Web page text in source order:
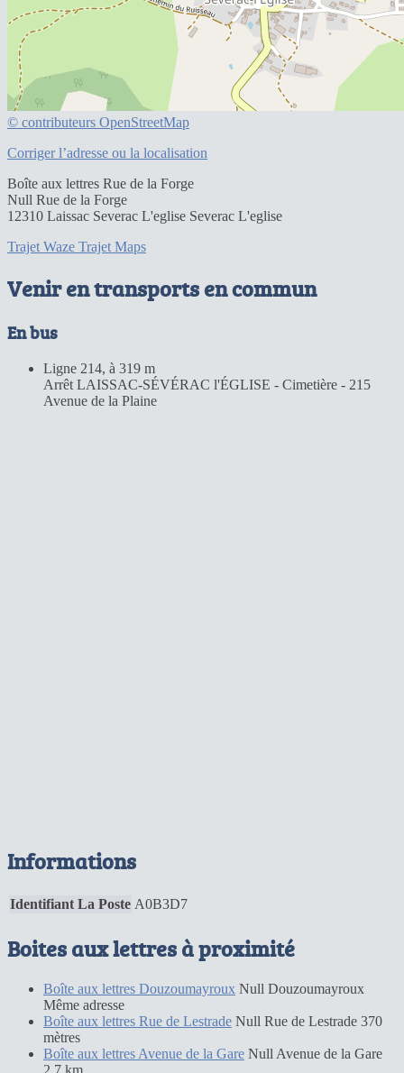
© contributeurs OpenStreetMap
Corriger l’adresse ou la localisation
Boîte aux lettres Rue de la Forge
Null Rue de la Forge
12310 Laissac Severac L'eglise Severac L'eglise
Trajet Waze Trajet Maps
Venir en transports en commun
En bus
Ligne 214, à 319 m
Arrêt LAISSAC-SÉVÉRAC l'ÉGLISE - Cimetière - 215
Avenue de la Plaine
Informations
Identifiant La Poste A0B3D7
Boites aux lettres à proximité
Boîte aux lettres Douzoumayroux Null Douzoumayroux
Même adresse
Boîte aux lettres Rue de Lestrade Null Rue de Lestrade 370
mètres
Boîte aux lettres Avenue de la Gare Null Avenue de la Gare
2.7 km